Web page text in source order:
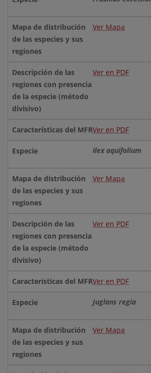
Ver Mapa
Ver en PDF
Ver en PDF
Ilex aquifolium
Ver Mapa
Ver en PDF
Ver en PDF
Juglans regia
Ver Mapa